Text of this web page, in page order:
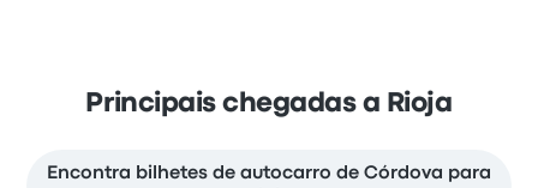
Principais chegadas a Rioja
Encontra bilhetes de autocarro de Córdova para